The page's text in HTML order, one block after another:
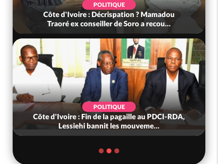
POLITIQUE
Côte d'Ivoire : Décrispation ? Mamadou
Traoré ex conseiller de Soro a recou...
POLITIQUE
Côte d'Ivoire : Fin de la pagaille au PDCI-RDA,
Lessiehi bannit les mouveme...